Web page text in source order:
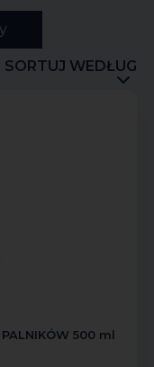
SORTUJ WEDŁUG
500 ml